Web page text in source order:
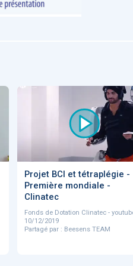
Projet BCI et tétraplégie -
Première mondiale -
Clinatec
Fonds de Dotation Clinatec -
10/12/2019
Partagé par : Beesens TEAM